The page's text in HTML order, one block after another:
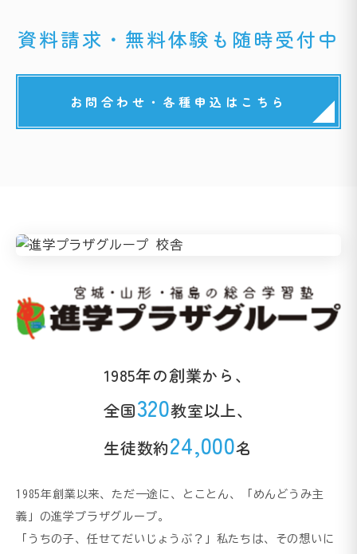
資料請求・無料体験も随時受付中
お問合わせ・各種申込はこちら
1985年の創業から、
全国320教室以上、
生徒数約24,000名
1985年創業以来、ただ一途に、とことん、「めんどうみ主
義」の進学プラザグループ。
「うちの子、任せてだいじょうぶ？」私たちは、その想いに